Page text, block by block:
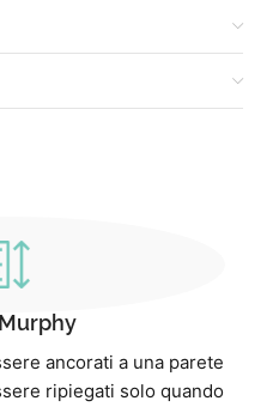
ancorati a una parete
ripiegati solo quando